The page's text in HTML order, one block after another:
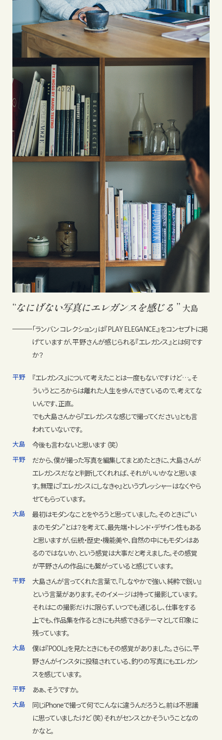
“なにげない写真にエレガンスを感じる ” 大島
「ランバン コレクション」は『PLAY ELEGANCE.』をコンセプトに掲
げていますが、平野さんが感じられる『エレガンス』とは何です
か？
平野
『エレガンス』について考えたことは一度もないですけど…。そ
ういうところからは離れた人生を歩んできているので、考えてな
いんです、正直。
でも大島さんから『エレガンスな感じで撮ってください』とも言
われていないです。
大島 今後も言わないと思います（笑）
平野
だから、僕が撮った写真を編集してまとめたときに、大島さんが
エレガンスだなと判断してくれれば、それがいいかなと思いま
す。無理に『エレガンスにしなきゃ』というプレッシャーはなくやら
せてもらっています。
大島
最初はモダンなことをやろうと思っていました。そのときに“い
まのモダン”とは？を考えて、最先端・トレンド・デザイン性もある
と思いますが、伝統・歴史・機能美や、自然の中にもモダンはあ
るのではないか、という感覚は大事だと考えました。その感覚
が平野さんの作品にも繋がっていると感じています。
平野
大島さんが言ってくれた言葉で、『しなやかで強い、純粋で鋭い』
という言葉があります。そのイメージは持って撮影しています。
それはこの撮影だけに限らず、いつでも通じるし、仕事をする
上でも、作品集を作るときにも共感できるテーマとして印象に
残っています。
大島
僕は『POOL』を見たときにもその感覚がありました。さらに、平
野さんがインスタに投稿されている、釣りの写真にもエレガン
スを感じています。
平野 あぁ、そうですか。
大島
同じiPhoneで撮って何でこんなに違うんだろうと。前は不思議
に思っていましたけど（笑）それがセンスとかそういうことなの
かなと。